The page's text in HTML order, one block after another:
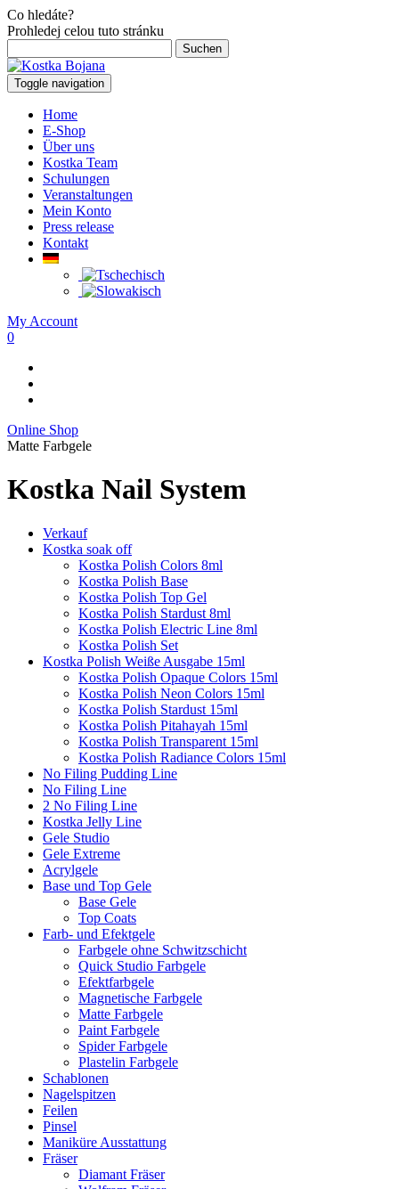
Co hledáte?
Prohledej celou tuto stránku
nach:
Toggle navigation
Home
E-Shop
Über uns
Kostka Team
Schulungen
Veranstaltungen
Mein Konto
Press release
Kontakt
My Account
0
Online Shop
Matte Farbgele
Kostka Nail System
Verkauf
Kostka soak off
Kostka Polish Colors 8ml
Kostka Polish Base
Kostka Polish Top Gel
Kostka Polish Stardust 8ml
Kostka Polish Electric Line 8ml
Kostka Polish Set
Kostka Polish Weiße Ausgabe 15ml
Kostka Polish Opaque Colors 15ml
Kostka Polish Neon Colors 15ml
Kostka Polish Stardust 15ml
Kostka Polish Pitahayah 15ml
Kostka Polish Transparent 15ml
Kostka Polish Radiance Colors 15ml
No Filing Pudding Line
No Filing Line
2 No Filing Line
Kostka Jelly Line
Gele Studio
Gele Extreme
Acrylgele
Base und Top Gele
Base Gele
Top Coats
Farb- und Efektgele
Farbgele ohne Schwitzschicht
Quick Studio Farbgele
Efektfarbgele
Magnetische Farbgele
Matte Farbgele
Paint Farbgele
Spider Farbgele
Plastelin Farbgele
Schablonen
Nagelspitzen
Feilen
Pinsel
Maniküre Ausstattung
Fräser
Diamant Fräser